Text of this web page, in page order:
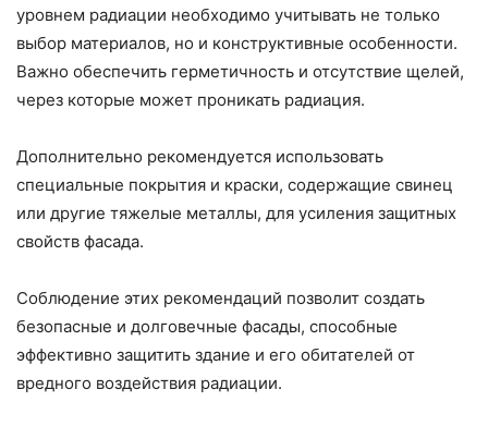
уровнем радиации необходимо учитывать не только
выбор материалов, но и конструктивные особенности.
Важно обеспечить герметичность и отсутствие щелей,
через которые может проникать радиация.
Дополнительно рекомендуется использовать
специальные покрытия и краски, содержащие свинец
или другие тяжелые металлы, для усиления защитных
свойств фасада.
Соблюдение этих рекомендаций позволит создать
безопасные и долговечные фасады, способные
эффективно защитить здание и его обитателей от
вредного воздействия радиации.